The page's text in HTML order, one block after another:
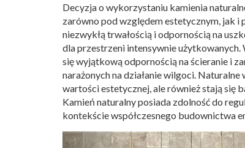
Decyzja o wykorzystaniu kamienia
zarówno pod względem estetycznym, jak i
niezwykłą trwałością i odpornością na
dla przestrzeni intensywnie użytkowanych.
się wyjątkową odpornością na ścieranie i
narażonych na działanie wilgoci.
wartości estetycznej, ale również stają się
Kamień naturalny posiada zdolność do
kontekście współczesnego budownictwa